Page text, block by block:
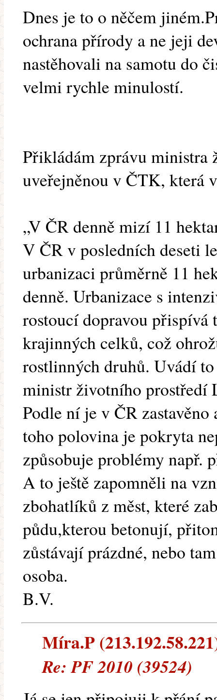
Dnes je to o něčem
ochrana přírody a ne jeji
nastěhovali na samotu do
velmi rychle minulostí.
Přikládám zprávu ministra
uveřejněnou v ČTK, která
„V ČR denně mizí 11
V ČR v posledních deseti
urbanizaci průměrně 11
denně. Urbanizace s
rostoucí dopravou přispívá
krajinných celků, což
rostlinných druhů. Uvádí
ministr životního prostředí
Podle ní je v ČR
toho polovina je pokryta
způsobuje problémy např.
A to ještě zapomněli na
zbohatlíků z měst, které
půdu,kterou betonují,
zůstávají prázdné, nebo
osoba.
B.V.
Míra.P
Re: PF 2010 (39524)